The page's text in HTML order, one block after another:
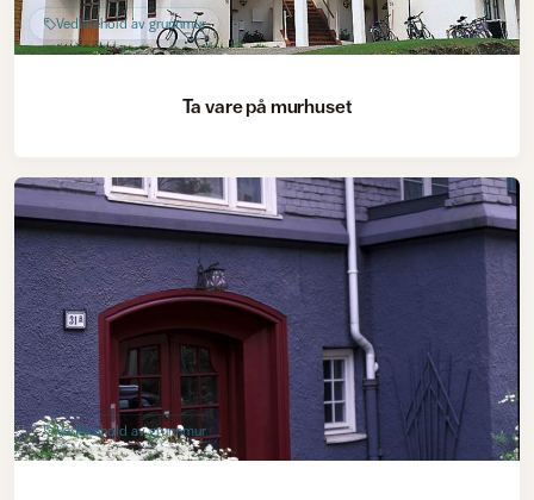
Vedlikehold av grunnmur
Ta vare på murhuset
Vedlikehold av grunnmur